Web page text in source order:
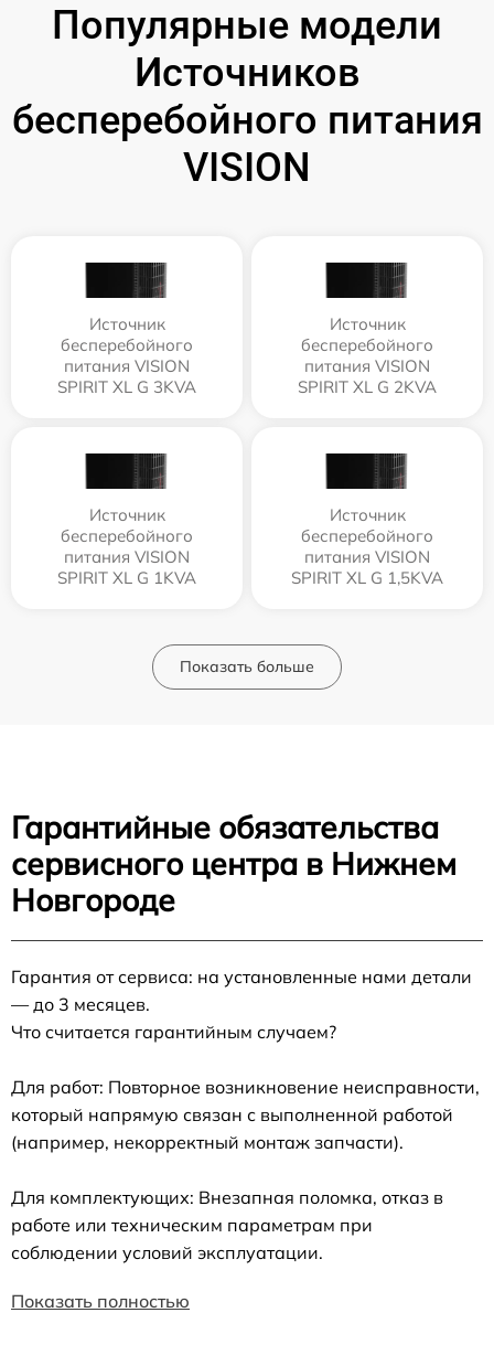
Популярные модели
Источников
бесперебойного питания
VISION
Источник
бесперебойного
питания VISION
SPIRIT XL G 3KVA
Источник
бесперебойного
питания VISION
SPIRIT XL G 2KVA
Источник
бесперебойного
питания VISION
SPIRIT XL G 1KVA
Источник
бесперебойного
питания VISION
SPIRIT XL G 1,5KVA
Показать больше
Гарантийные обязательства
сервисного центра в Нижнем
Новгороде
Гарантия от сервиса: на установленные нами детали
— до 3 месяцев.
Что считается гарантийным случаем?
Для работ: Повторное возникновение неисправности,
который напрямую связан с выполненной работой
(например, некорректный монтаж запчасти).
Для комплектующих: Внезапная поломка, отказ в
работе или техническим параметрам при
соблюдении условий эксплуатации.
Показать полностью